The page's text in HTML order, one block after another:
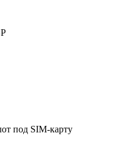
под SIM-карту